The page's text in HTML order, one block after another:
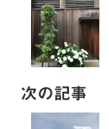
次の記事